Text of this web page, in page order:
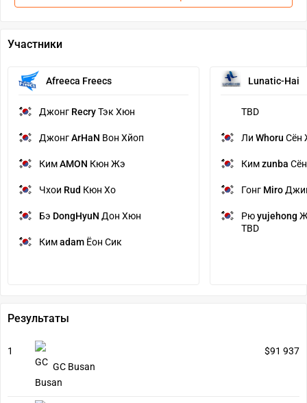
Участники
Afreeca Freecs
Джонг RecryТэк Хюн
ДжонгArHaN Вон Хйоп
КимAMON Кюн Жэ
Чхои Rud Кюн Хо
Бэ DongHyuN Дон Хюн
Кимadam Ёон Сик
Lunatic-Hai
TBD
Ли Whoru Сён
Кимzunba
Гонг Miro
Рюyujehong
TBD
Результаты
1
GC Busan
$91 937